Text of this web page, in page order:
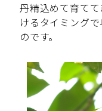
丹精込めて育て
けるタイミング
のです。